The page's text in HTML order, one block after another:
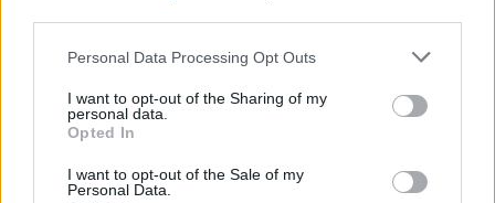
Please note that this website/app uses one or more Google
not limited to your visit or usage behaviour. You may click to
grant or deny consent to Google and its third-party tags to
use your data for below specified purposes in below Google
consent section.
Personal Data Processing Opt Outs
I want to opt-out of the Sharing of my
personal data.
Opted In
I want to opt-out of the Sale of my
Personal Data.
Κοινοποιήστε